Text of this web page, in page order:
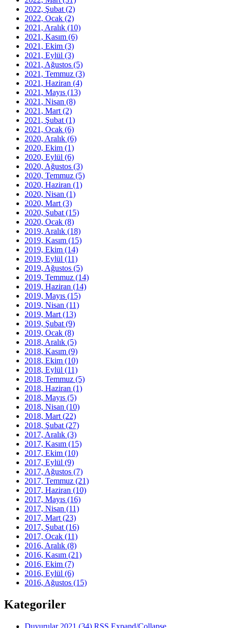
2022, Şubat (2)
2022, Ocak (2)
2021, Aralık (10)
2021, Kasım (6)
2021, Ekim (3)
2021, Eylül (3)
2021, Ağustos (5)
2021, Temmuz (3)
2021, Haziran (4)
2021, Mayıs (13)
2021, Nisan (8)
2021, Mart (2)
2021, Şubat (1)
2021, Ocak (6)
2020, Aralık (6)
2020, Ekim (1)
2020, Eylül (6)
2020, Ağustos (3)
2020, Temmuz (5)
2020, Haziran (1)
2020, Nisan (1)
2020, Mart (3)
2020, Şubat (15)
2020, Ocak (8)
2019, Aralık (18)
2019, Kasım (15)
2019, Ekim (14)
2019, Eylül (11)
2019, Ağustos (5)
2019, Temmuz (14)
2019, Haziran (14)
2019, Mayıs (15)
2019, Nisan (11)
2019, Mart (13)
2019, Şubat (9)
2019, Ocak (8)
2018, Aralık (5)
2018, Kasım (9)
2018, Ekim (10)
2018, Eylül (11)
2018, Temmuz (5)
2018, Haziran (1)
2018, Mayıs (5)
2018, Nisan (10)
2018, Mart (22)
2018, Şubat (27)
2017, Aralık (3)
2017, Kasım (15)
2017, Ekim (10)
2017, Eylül (9)
2017, Ağustos (7)
2017, Temmuz (21)
2017, Haziran (10)
2017, Mayıs (16)
2017, Nisan (11)
2017, Mart (23)
2017, Şubat (16)
2017, Ocak (11)
2016, Aralık (8)
2016, Kasım (21)
2016, Ekim (7)
2016, Eylül (6)
2016, Ağustos (15)
Kategoriler
Duyurular 2021 (34) RSS Expand/Collapse